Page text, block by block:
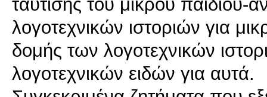
λογοτεχνικών ιστοριών για
δομής των λογοτεχνικών
λογοτεχνικών ειδών για αυτά.